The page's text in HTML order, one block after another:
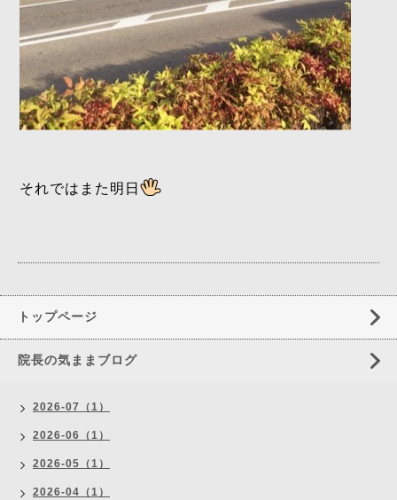
それではまた明日
トップページ
院長の気ままブログ
2026-07（1）
2026-06（1）
2026-05（1）
2026-04（1）